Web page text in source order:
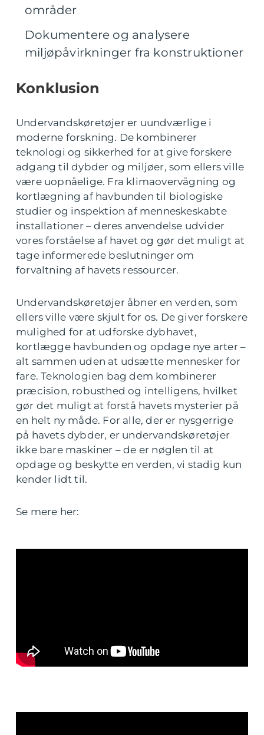
områder
Dokumentere og analysere
miljøpåvirkninger fra konstruktioner
Konklusion
Undervandskøretøjer er uundværlige i
moderne forskning. De kombinerer
teknologi og sikkerhed for at give forskere
adgang til dybder og miljøer, som ellers ville
være uopnåelige. Fra klimaovervågning og
kortlægning af havbunden til biologiske
studier og inspektion af menneskeskabte
installationer – deres anvendelse udvider
vores forståelse af havet og gør det muligt at
tage informerede beslutninger om
forvaltning af havets ressourcer.
Undervandskøretøjer åbner en verden, som
ellers ville være skjult for os. De giver forskere
mulighed for at udforske dybhavet,
kortlægge havbunden og opdage nye arter –
alt sammen uden at udsætte mennesker for
fare. Teknologien bag dem kombinerer
præcision, robusthed og intelligens, hvilket
gør det muligt at forstå havets mysterier på
en helt ny måde. For alle, der er nysgerrige
på havets dybder, er undervandskøretøjer
ikke bare maskiner – de er nøglen til at
opdage og beskytte en verden, vi stadig kun
kender lidt til.
Se mere her: